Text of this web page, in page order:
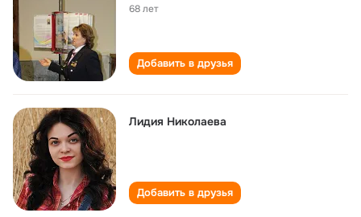
68 лет
Добавить в друзья
Лидия Николаева
Добавить в друзья